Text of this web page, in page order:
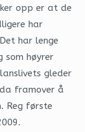
opp er at de
har
har lenge
som høyrer
gleder
framover å
Reg første